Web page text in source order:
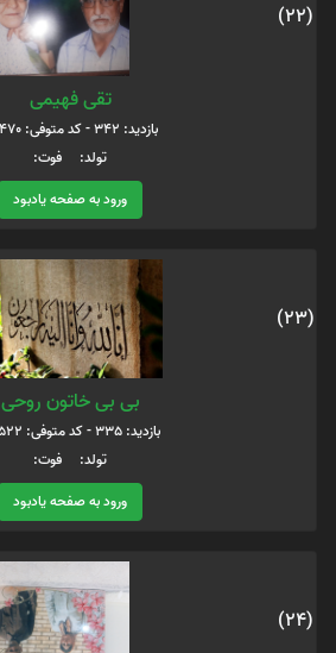
(22)
تقی فهیمی
بازدید: 342 - کد متوفی: 28470
تولد: فوت:
ورود به صفحه یادبود
(23)
بی بی خاتون روحی
بازدید: 335 - کد متوفی: 28522
تولد: فوت:
ورود به صفحه یادبود
(24)